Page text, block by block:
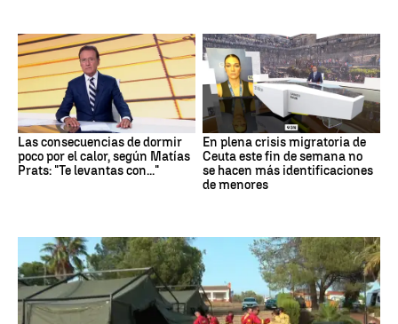
Las consecuencias de dormir
poco por el calor, según Matías
Prats: "Te levantas con..."
En plena crisis migratoria de
Ceuta este fin de semana no
se hacen más identificaciones
de menores